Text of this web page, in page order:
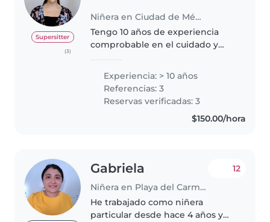
Supersitter
(3)
Niñera en Ciudad de México
Tengo 10 años de experiencia
comprobable en el cuidado y
referencias de muchas familias
extranjeras y mexicanas. Estudié
la carrera de psicología y me..
Experiencia: > 10 años
Referencias: 3
Reservas verificadas: 3
$150.00/hora
Gabriela
Niñera en Playa del Carmen
12
He trabajado como niñera
particular desde hace 4 años y